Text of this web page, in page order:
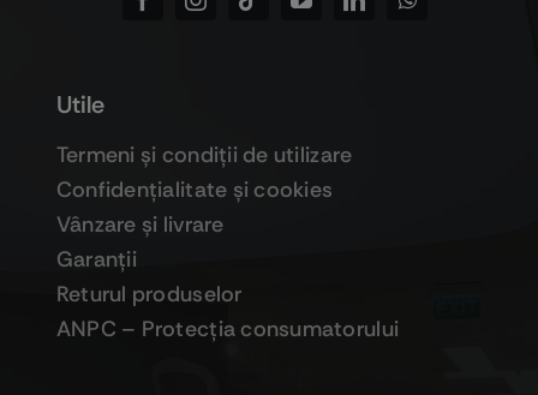
Utile
Termeni şi condiţii de utilizare
Confidenţialitate şi cookies
Vânzare şi livrare
Garanţii
Returul produselor
ANPC – Protecţia consumatorului